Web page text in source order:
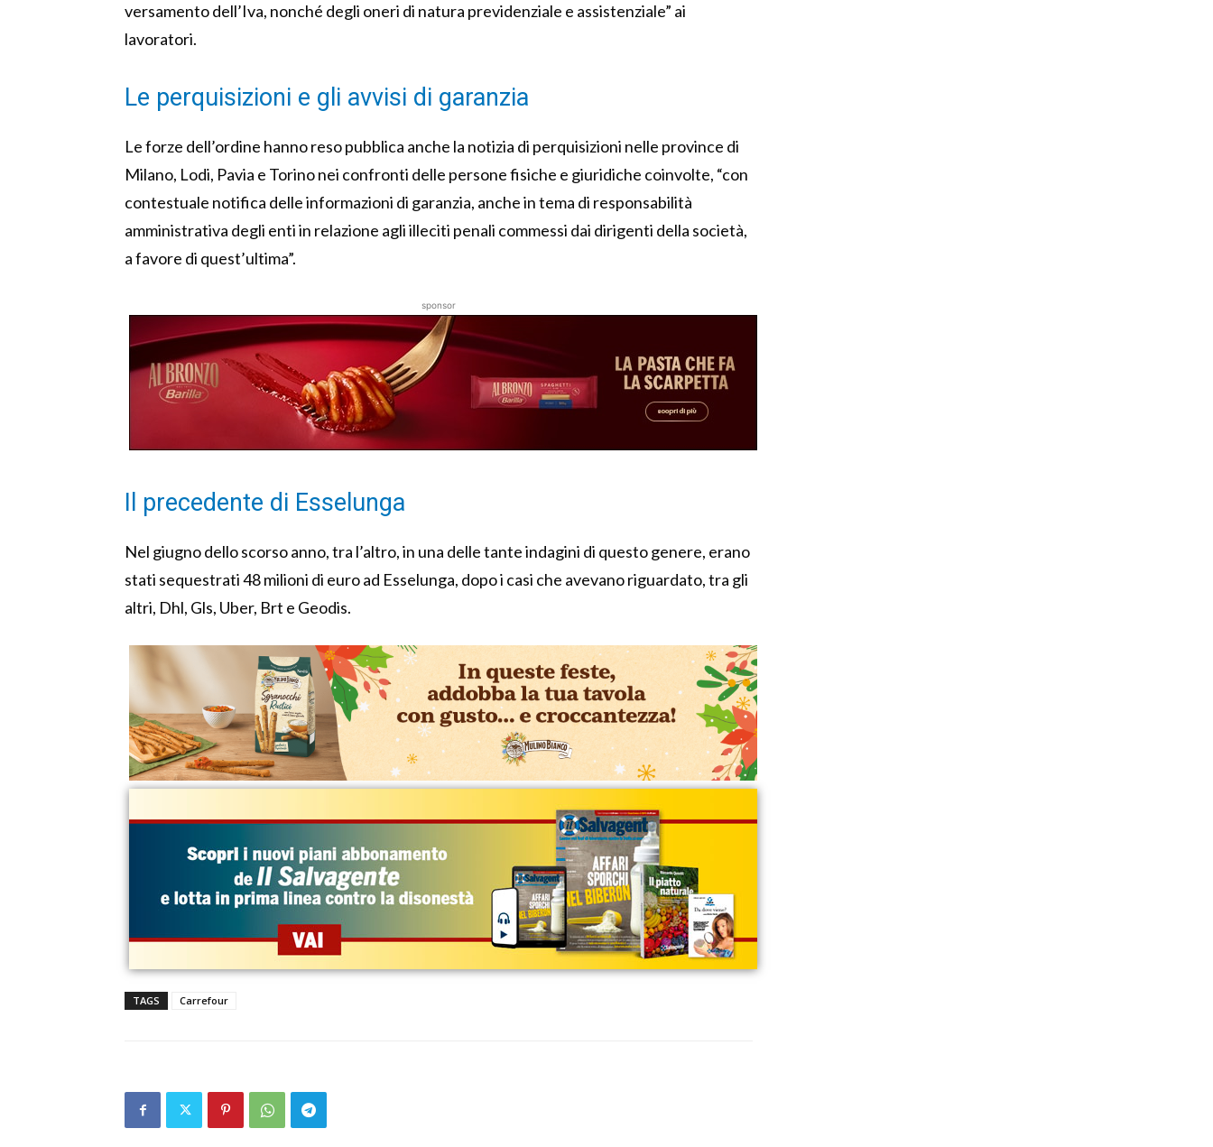
versamento dell’Iva, nonché degli oneri di natura previdenziale e assistenziale” ai
lavoratori.
Le perquisizioni e gli avvisi di garanzia
Le forze dell’ordine hanno reso pubblica anche la notizia di perquisizioni nelle province di
Milano, Lodi, Pavia e Torino nei confronti delle persone fisiche e giuridiche coinvolte, “con
contestuale notifica delle informazioni di garanzia, anche in tema di responsabilità
amministrativa degli enti in relazione agli illeciti penali commessi dai dirigenti della società,
a favore di quest’ultima”.
sponsor
Il precedente di Esselunga
Nel giugno dello scorso anno, tra l’altro, in una delle tante indagini di questo genere, erano
stati sequestrati 48 milioni di euro ad Esselunga, dopo i casi che avevano riguardato, tra gli
altri, Dhl, Gls, Uber, Brt e Geodis.
TAGS Carrefour